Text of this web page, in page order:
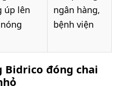
úp lên
ngân hàng,
bệnh viện
Bidrico đóng chai